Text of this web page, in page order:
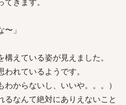
」
えている姿が見えました。
れているようです。
わからないし、いいや。。。）
るなんて絶対にありえないこと